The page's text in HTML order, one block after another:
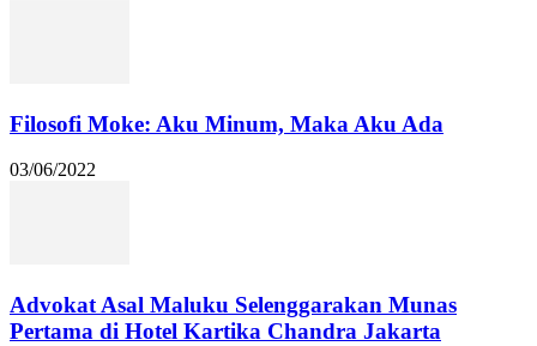
Filosofi Moke: Aku Minum, Maka Aku Ada
03/06/2022
Advokat Asal Maluku Selenggarakan Munas
Pertama di Hotel Kartika Chandra Jakarta